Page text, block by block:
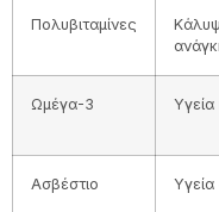
Πολυβιταμίνες
Ωμέγα-3 Υγεία
Ασβέστιο